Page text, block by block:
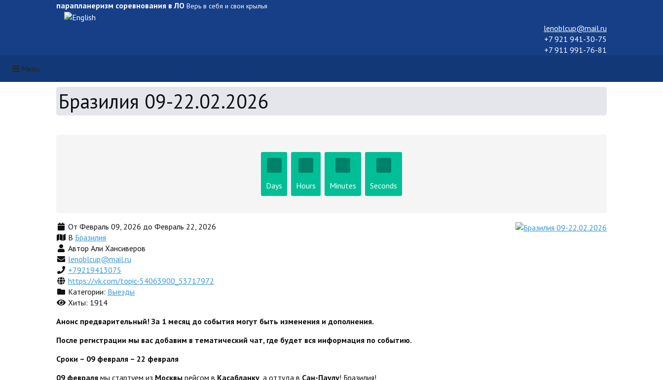
парапланеризм соревнования в ЛО Верь в себя и свои крылья
Выберите язык
lenoblcup@mail.ru
+7 921 941-30-75
+7 911 991-76-81
Menu
Бразилия 09-22.02.2026
Days Hours Minutes Seconds
От Февраль 09, 2026 до Февраль 22, 2026
В Бразилия
Автор Али Хансиверов
lenoblcup@mail.ru
+79219413075
https://vk.com/topic-54063900_53717972
Категории: Выезды
Хиты: 1914
Анонс предварительный! За 1 месяц до события могут быть изменения и дополнения.
После регистрации мы вас добавим в тематический чат, где будет вся информация по событию.
Сроки – 09 февраля – 22 февраля
09 февраля мы стартуем из Москвы рейсом в Касабланку, а оттуда в Сан-Паулу! Бразилия!